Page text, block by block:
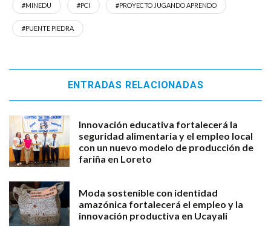
#MINEDU #PCI #PROYECTO JUGANDO APRENDO
#PUENTE PIEDRA
ENTRADAS RELACIONADAS
Innovación educativa fortalecerá la
seguridad alimentaria y el empleo local
con un nuevo modelo de producción de
fariña en Loreto
Moda sostenible con identidad
amazónica fortalecerá el empleo y la
innovación productiva en Ucayali